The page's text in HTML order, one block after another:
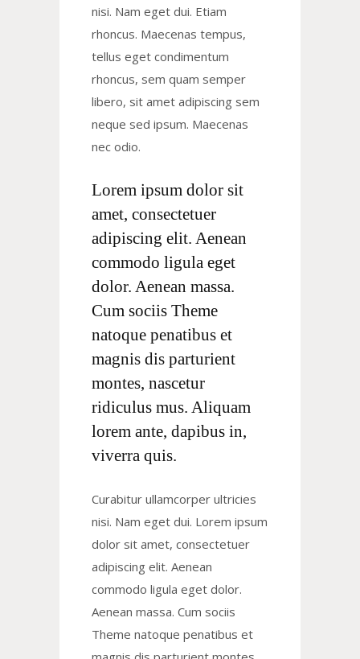
nisi. Nam eget dui. Etiam
rhoncus. Maecenas tempus,
tellus eget condimentum
rhoncus, sem quam semper
libero, sit amet adipiscing sem
neque sed ipsum. Maecenas
nec odio.
Lorem ipsum dolor sit
amet, consectetuer
adipiscing elit. Aenean
commodo ligula eget
dolor. Aenean massa.
Cum sociis Theme
natoque penatibus et
magnis dis parturient
montes, nascetur
ridiculus mus. Aliquam
lorem ante, dapibus in,
viverra quis.
Curabitur ullamcorper ultricies
nisi. Nam eget dui. Lorem ipsum
dolor sit amet, consectetuer
adipiscing elit. Aenean
commodo ligula eget dolor.
Aenean massa. Cum sociis
Theme natoque penatibus et